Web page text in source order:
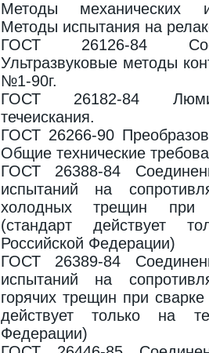
Методы механических
Методы испытания на
ГОСТ 26126-84
Ультразвуковые методы
№1-90г.
ГОСТ 26182-84
течеискания.
ГОСТ 26266-90
Общие технические
ГОСТ 26388-84
испытаний на
холодных трещин при
(стандарт действует
Российской Федерации)
ГОСТ 26389-84
испытаний на
горячих трещин при
действует только на
Федерации)